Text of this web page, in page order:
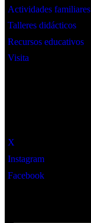
Actividades familiares
Talleres didácticos
Recursos educativos
Visita
X
Instagram
Facebook